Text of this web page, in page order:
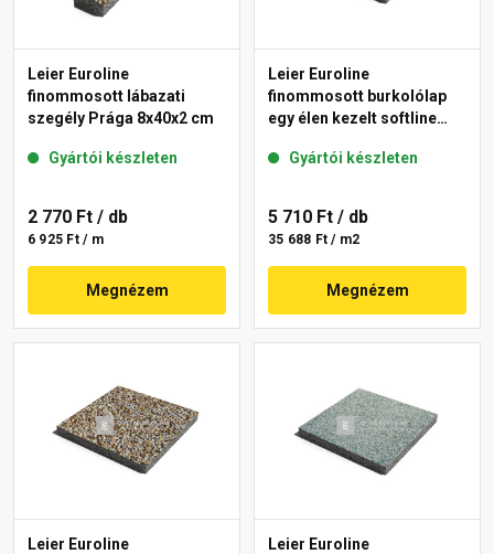
Leier Euroline
finommosott lábazati
szegély Prága 8x40x2 cm
Gyártói készleten
2 770 Ft / db
6 925 Ft / m
Megnézem
Leier Euroline
finommosott burkolólap
egy élen kezelt softline
Gyártói készleten
5 710 Ft / db
35 688 Ft / m2
Megnézem
Leier Euroline
Leier Euroline